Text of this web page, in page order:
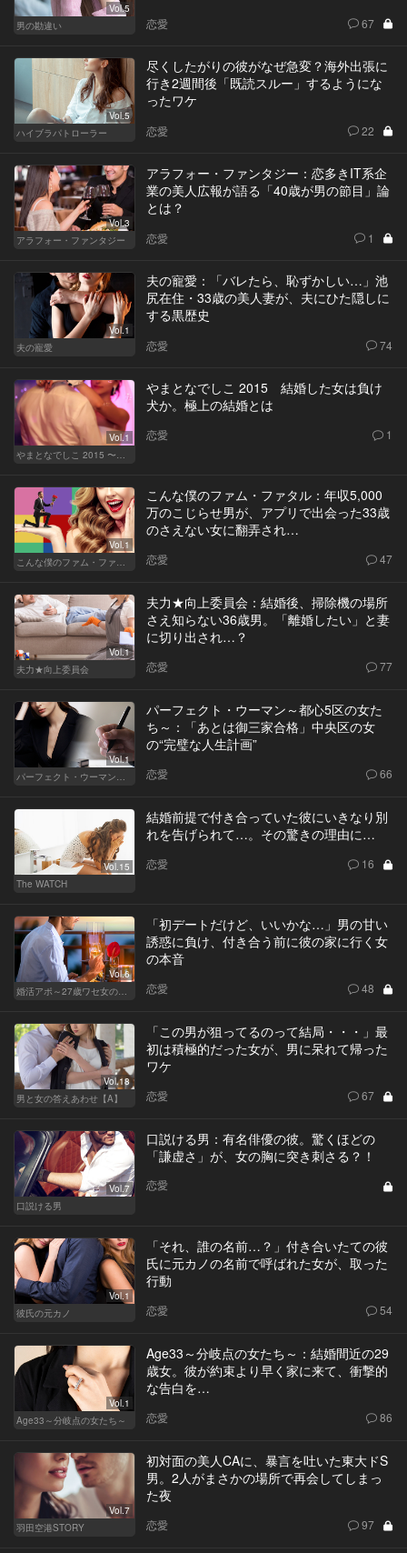
Vol.5
男の勘違い
恋愛 67
Vol.5
ハイブラパトローラー
尽くしたがりの彼がなぜ急変？海外出張に
行き2週間後「既読スルー」するようにな
ったワケ
恋愛 22
Vol.3
アラフォー・ファンタジー
アラフォー・ファンタジー：恋多きIT系企
業の美人広報が語る「40歳が男の節目」論
とは？
恋愛 1
Vol.1
夫の寵愛
夫の寵愛：「バレたら、恥ずかしい…」池
尻在住・33歳の美人妻が、夫にひた隠しに
する黒歴史
恋愛 74
Vol.1
やまとなでしこ 2015 〜極上の結婚〜
やまとなでしこ 2015 結婚した女は負け
犬か。極上の結婚とは
恋愛 1
Vol.1
こんな僕のファム・ファタル
こんな僕のファム・ファタル：年収5,000
万のこじらせ男が、アプリで出会った33歳
のさえない女に翻弄され…
恋愛 47
Vol.1
夫力★向上委員会
夫力★向上委員会：結婚後、掃除機の場所
さえ知らない36歳男。「離婚したい」と妻
に切り出され…？
恋愛 77
Vol.1
パーフェクト・ウーマン～都心5区の女たち～
パーフェクト・ウーマン～都心5区の女た
ち～：「あとは御三家合格」中央区の女
の“完璧な人生計画”
恋愛 66
Vol.15
The WATCH
結婚前提で付き合っていた彼にいきなり別
れを告げられて…。その驚きの理由に…
恋愛 16
Vol.6
婚活アポ～27歳ワセ女の場合～
「初デートだけど、いいかな…」男の甘い
誘惑に負け、付き合う前に彼の家に行く女
の本音
恋愛 48
Vol.18
男と女の答えあわせ【A】
「この男が狙ってるのって結局・・・」最
初は積極的だった女が、男に呆れて帰った
ワケ
恋愛 67
Vol.7
口説ける男
口説ける男：有名俳優の彼。驚くほどの
「謙虚さ」が、女の胸に突き刺さる？！
恋愛
Vol.1
彼氏の元カノ
「それ、誰の名前…？」付き合いたての彼
氏に元カノの名前で呼ばれた女が、取った
行動
恋愛 54
Vol.1
Age33～分岐点の女たち～
Age33～分岐点の女たち～：結婚間近の29
歳女。彼が約束より早く家に来て、衝撃的
な告白を…
恋愛 86
Vol.7
羽田空港STORY
初対面の美人CAに、暴言を吐いた東大ドS
男。2人がまさかの場所で再会してしまっ
た夜
恋愛 97